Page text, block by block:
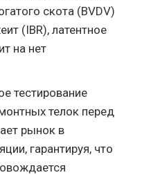
скота (BVDV)
(IBR), латентное
на нет
тестирование
телок перед
рынок в
гарантируя, что